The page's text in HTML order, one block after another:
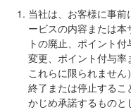
当社は、お客様に事
ービスの内容または
トの廃止、ポイント
変更、ポイント付与率
これらに限られませ
終了または停止するこ
かじめ承諾するものと